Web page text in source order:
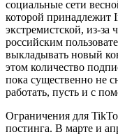
социальные сети
которой принадлежит
экстремистской, из-за
российским
выкладывать новый
этом количество
пока существенно не
работать, пусть и с
Ограничения для
постинга. В марте и